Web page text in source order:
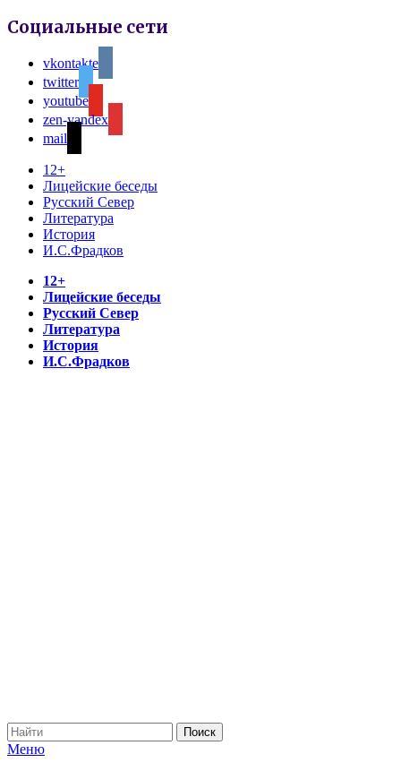
Социальные сети
vkontakte
twitter
youtube
zen-yandex
mail
12+
Лицейские беседы
Русский Север
Литература
История
И.С.Фрадков
12+
Лицейские беседы
Русский Север
Литература
История
И.С.Фрадков
Меню